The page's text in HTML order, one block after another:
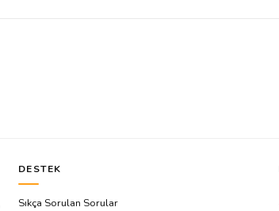
DESTEK
Sıkça Sorulan Sorular